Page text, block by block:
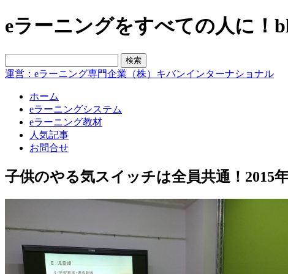
eラーニングをすべての人に！
運営：eラーニング専門企業（株）キバンインターナショナル
ホーム
eラーニングシステム
eラーニング教材
人気記事
お問合せ
子供のやる気スイッチは全員共通！2015